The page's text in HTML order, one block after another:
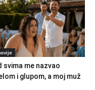
svima me nazvao
i glupom, a moj muž